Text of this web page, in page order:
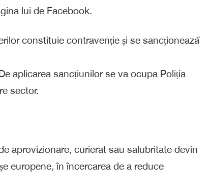
lui de Facebook.
constituie contravenție și se sancționează
aplicarea sancțiunilor se va ocupa Poliția
sector.
aprovizionare, curierat sau salubritate devin
europene, în încercarea de a reduce